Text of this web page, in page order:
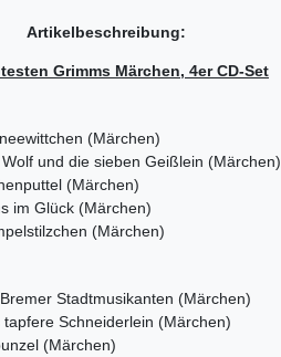
Artikelbeschreibung:
Grimms Märchen, 4er CD-Set
(Märchen)
und die sieben Geißlein (Märchen)
(Märchen)
im Glück (Märchen)
(Märchen)
Stadtmusikanten (Märchen)
tapfere Schneiderlein (Märchen)
(Märchen)